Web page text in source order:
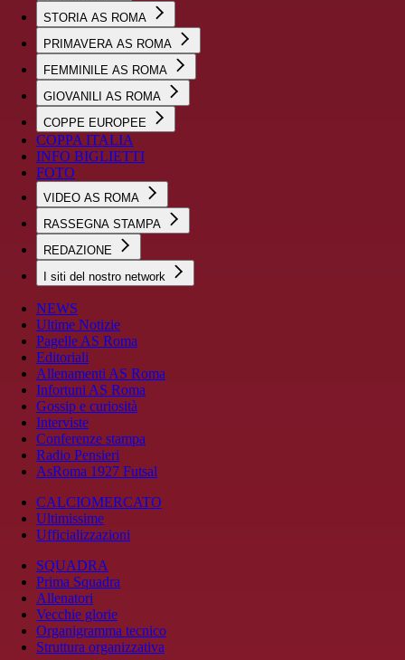
STORIA AS ROMA
PRIMAVERA AS ROMA
FEMMINILE AS ROMA
GIOVANILI AS ROMA
COPPE EUROPEE
COPPA ITALIA
INFO BIGLIETTI
FOTO
VIDEO AS ROMA
RASSEGNA STAMPA
REDAZIONE
I siti del nostro network
NEWS
Ultime Notizie
Pagelle AS Roma
Editoriali
Allenamenti AS Roma
Infortuni AS Roma
Gossip e curiosità
Interviste
Conferenze stampa
Radio Pensieri
AsRoma 1927 Futsal
CALCIOMERCATO
Ultimissime
Ufficializzazioni
SQUADRA
Prima Squadra
Allenatori
Vecchie glorie
Organigramma tecnico
Struttura organizzativa